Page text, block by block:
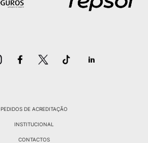
PEDIDOS DE ACREDITAÇÃO
INSTITUCIONAL
CONTACTOS